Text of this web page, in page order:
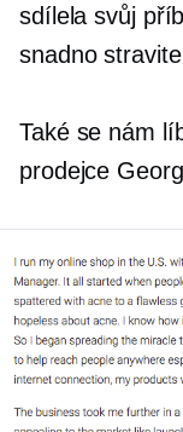
sdílela svůj
snadno
Také se nám
prodejce